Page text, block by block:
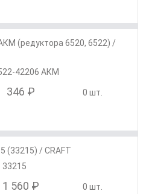
(редуктора 6520, 6522) /
42206 АКМ
346 ₽ 0 шт.
(33215) / CRAFT
33215
1 560 ₽ 0 шт.